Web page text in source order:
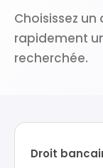
Choisissez
rapidement
recherchée.
Droit